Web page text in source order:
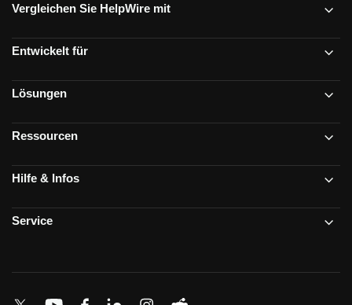
Vergleichen Sie HelpWire mit
Entwickelt für
Lösungen
Ressourcen
Hilfe & Infos
Service